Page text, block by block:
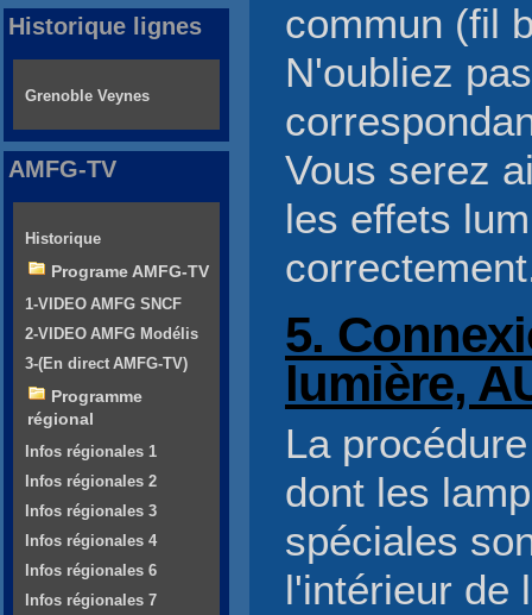
commun (fil
N'oubliez
Vous serez
les effets
5.
lumière,
La
dont les
spéciales
l'intérieur de
Historique lignes
Grenoble Veynes
AMFG-TV
Historique
Programe AMFG-TV
1-VIDEO AMFG SNCF
2-VIDEO AMFG Modélis
3-(En direct AMFG-TV)
Programme
régional
Infos régionales 1
Infos régionales 2
Infos régionales 3
Infos régionales 4
Infos régionales 6
Infos régionales 7